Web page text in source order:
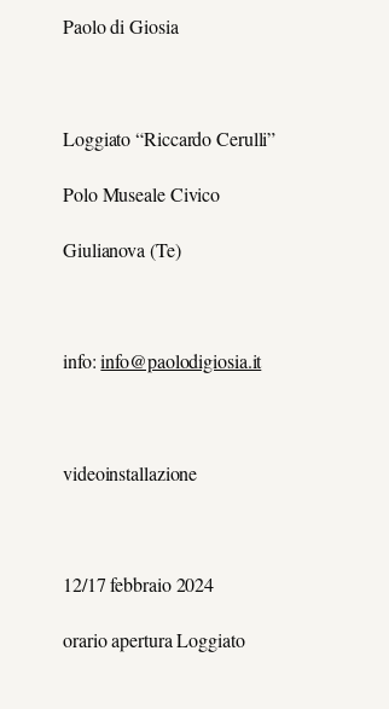
Paolo di Giosia
Loggiato “Riccardo Cerulli”
Polo Museale Civico
Giulianova (Te)
info:info@paolodigiosia.it
videoinstallazione
12/17 febbraio 2024
orario apertura Loggiato